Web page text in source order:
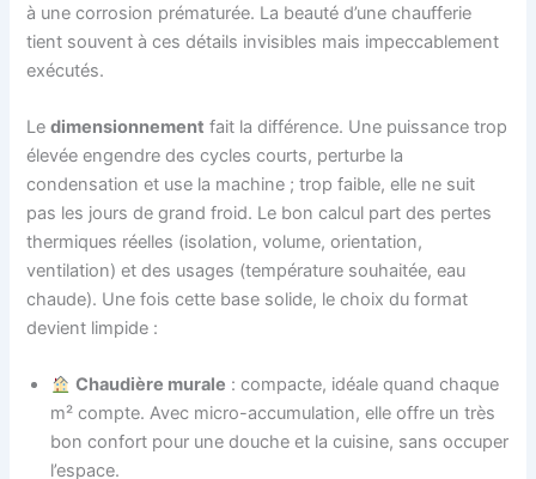
à une corrosion prématurée. La beauté d’une chaufferie
tient souvent à ces détails invisibles mais impeccablement
exécutés.
Ledimensionnement fait la différence. Une puissance trop
élevée engendre des cycles courts, perturbe la
condensation et use la machine ; trop faible, elle ne suit
pas les jours de grand froid. Le bon calcul part des pertes
thermiques réelles (isolation, volume, orientation,
ventilation) et des usages (température souhaitée, eau
chaude). Une fois cette base solide, le choix du format
devient limpide :
Chaudière murale : compacte, idéale quand chaque
m² compte. Avec micro-accumulation, elle offre un très
bon confort pour une douche et la cuisine, sans occuper
l’espace.